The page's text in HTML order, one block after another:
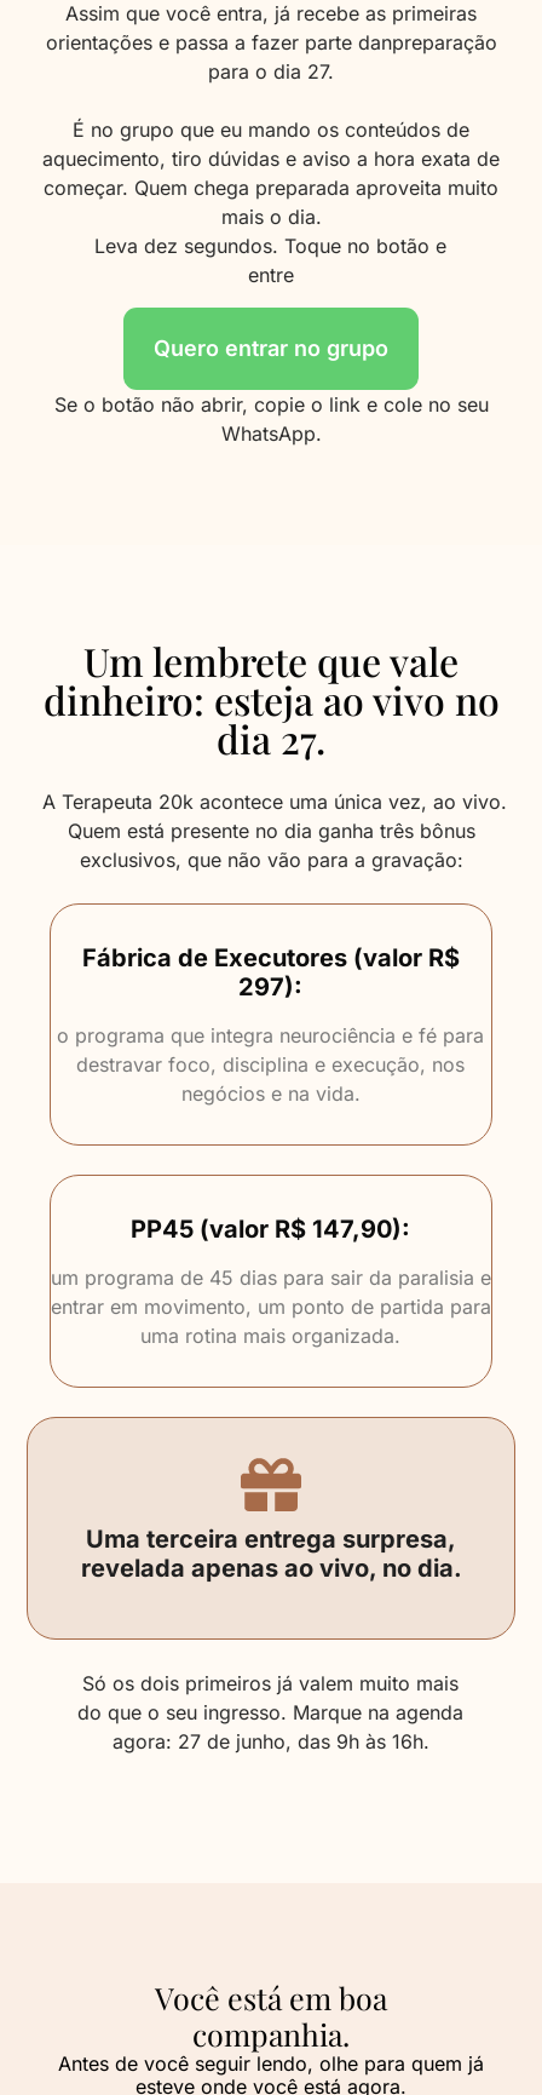
Assim que você entra, já recebe as primeiras
orientações e passa a fazer parte danpreparação
para o dia 27.
É no grupo que eu mando os conteúdos de
aquecimento, tiro dúvidas e aviso a hora exata de
começar. Quem chega preparada aproveita muito
mais o dia.
Leva dez segundos. Toque no botão e
entre
Quero entrar no grupo
Se o botão não abrir, copie o link e cole no seu
WhatsApp.
Um lembrete que vale
dinheiro: esteja ao vivo no
dia 27.
A Terapeuta 20k acontece uma única vez, ao vivo.
Quem está presente no dia ganha três bônus
exclusivos, que não vão para a gravação:
Fábrica de Executores (valor R$
297):
o programa que integra neurociência e fé para
destravar foco, disciplina e execução, nos
negócios e na vida.
PP45 (valor R$ 147,90):
um programa de 45 dias para sair da paralisia e
entrar em movimento, um ponto de partida para
uma rotina mais organizada.
Uma terceira entrega surpresa,
revelada apenas ao vivo, no dia.
Só os dois primeiros já valem muito mais
do que o seu ingresso. Marque na agenda
agora: 27 de junho, das 9h às 16h.
Você está em boa
companhia.
Antes de você seguir lendo, olhe para quem já
esteve onde você está agora.